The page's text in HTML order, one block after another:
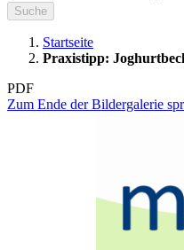
Suche
Startseite
Praxistipp:
PDF
Zum Ende der Bildergalerie